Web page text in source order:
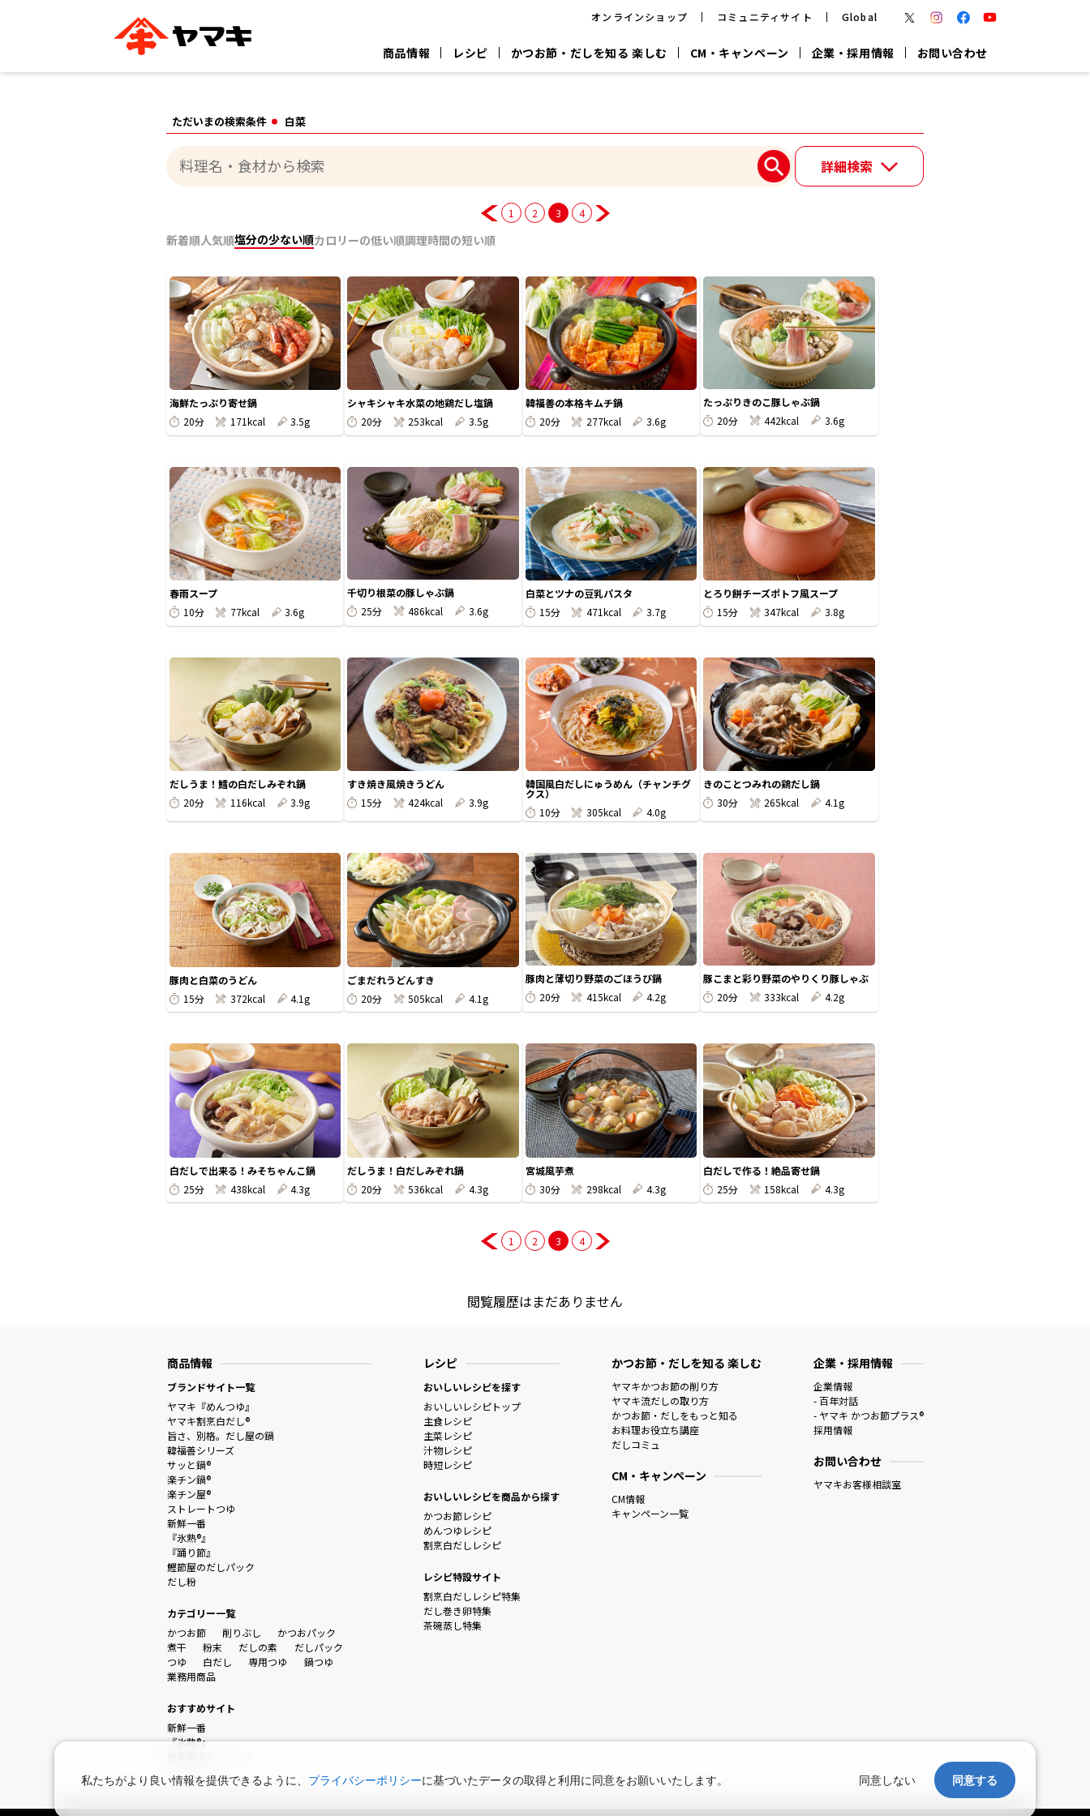
オンラインショップ コミュニティサイト Global
商品情報 レシピ かつお節・だしを知る 楽しむ CM・キャンペーン 企業・採用情報 お問い合わせ
ヤマキ
『めんつゆ』
割烹白だし®
だし屋の鍋
だし粉
カテゴリー別
かつお節 削りぶし かつおパック 煮干 粉末 だしの素 だしパック つゆ 白だし 専用調味料 鍋つゆ
おいしいレシピTOP
汁物レシピ
ヤマキの
割烹白だし
ジョブリターン制
ただいまの検索条件 白菜
詳細検索
1 2 3 4
新着順人気順塩分の少ない順カロリーの低い順調理時間の短い順
海鮮たっぷり寄せ鍋
20分
171kcal 3.5g
シャキシャキ水菜の地鶏だし塩鍋
20分
253kcal 3.5g
韓福善の本格キムチ鍋
20分
277kcal 3.6g
たっぷりきのこ豚しゃぶ鍋
20分
442kcal 3.6g
春雨スープ
10分
77kcal 3.6g
千切り根菜の豚しゃぶ鍋
25分
486kcal 3.6g
白菜とツナの豆乳パスタ
15分
471kcal 3.7g
とろり餅チーズポトフ風スープ
15分
347kcal 3.8g
だしうま！鱈の白だしみぞれ鍋
20分
116kcal 3.9g
すき焼き風焼きうどん
15分
424kcal 3.9g
韓国風白だしにゅうめん（チャンチグ
クス）
10分
305kcal 4.0g
きのことつみれの鶏だし鍋
30分
265kcal 4.1g
豚肉と白菜のうどん
15分
372kcal 4.1g
ごまだれうどんすき
20分
505kcal 4.1g
豚肉と薄切り野菜のごほうび鍋
20分
415kcal 4.2g
豚こまと彩り野菜のやりくり豚しゃぶ
20分
333kcal 4.2g
白だしで出来る！みそちゃんこ鍋
25分
438kcal 4.3g
だしうま！白だしみぞれ鍋
20分
536kcal 4.3g
宮城風芋煮
30分
298kcal 4.3g
白だしで作る！絶品寄せ鍋
25分
158kcal 4.3g
1 2 3 4
閲覧履歴はまだありません
商品情報
ブランドサイト一覧
ヤマキ『めんつゆ』
ヤマキ割烹白だし®
旨さ、別格。だし屋の鍋
韓福善シリーズ
サッと鍋®
楽チン鍋®
楽チン屋®
ストレートつゆ
新鮮一番
『氷熟®』
『踊り節』
鰹節屋のだしパック
だし粉
カテゴリー一覧
かつお節
削りぶし
かつおパック
煮干
粉末 だしの素
だしパック
つゆ
白だし 専用つゆ
鍋つゆ
業務用商品
おすすめサイト
新鮮一番
『氷熟®』
レシピ
おいしいレシピを探す
おいしいレシピトップ
主食レシピ
主菜レシピ
汁物レシピ
時短レシピ
おいしいレシピを商品から探す
かつお節レシピ
めんつゆレシピ
割烹白だしレシピ
レシピ特設サイト
割烹白だしレシピ特集
だし巻き卵特集
茶碗蒸し特集
かつお節・だしを知る 楽しむ
ヤマキかつお節の削り方
ヤマキ流だしの取り方
かつお節・だしをもっと知る
お料理お役立ち講座
だしコミュ
CM・キャンペーン
CM情報
キャンペーン一覧
企業・採用情報
企業情報
- 百年対話
- ヤマキ かつお節プラス®
採用情報
お問い合わせ
ヤマキお客様相談室
私たちがより良い情報を提供できるように、 プライバシーポリシーに基づいたデータの取得と利用に同意をお願いいたします。 同意しない 同意する